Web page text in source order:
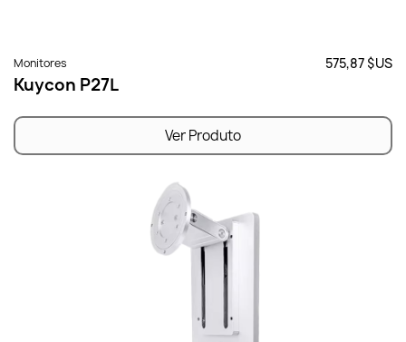
Monitores 575,87 $US
Kuycon P27L
Ver Produto